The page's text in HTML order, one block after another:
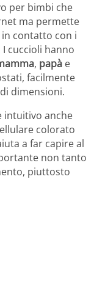
per bimbi che
ma permette
contatto con i
cuccioli hanno
, papà e
facilmente
dimensioni.
intuitivo anche
colorato
a far capire al
non tanto
piuttosto